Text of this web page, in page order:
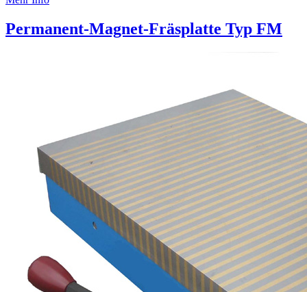
Permanent-Magnet-Fräsplatte Typ FM